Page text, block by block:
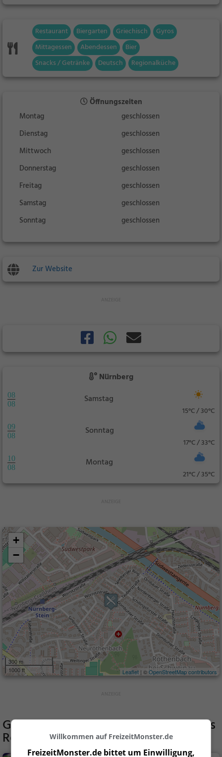
Restaurant Biergarten Griechisch
Gyros
Mittagessen
Abendessen
Bier
Snacks / Getränke
Deutsch Regionalküche
Öffnungszeiten
Montag
geschlossen
Dienstag
geschlossen
Mittwoch
geschlossen
Donnerstag
geschlossen
Freitag
geschlossen
Samstag
geschlossen
Sonntag
geschlossen
Zur Website
Nürnberg
08
08
Samstag
15°C / 30°C
09
08
Sonntag
17°C / 33°C
10
08
Montag
21°C / 35°C
+
−
300 m
1000 ft
Leaflet | ©OpenStreetMap contributors
Gaststätten in der Nähe vonAkropolis
RestaurantWillkommen auf FreizeitMonster.de
FreizeitMonster.de bittet um Einwilligung,